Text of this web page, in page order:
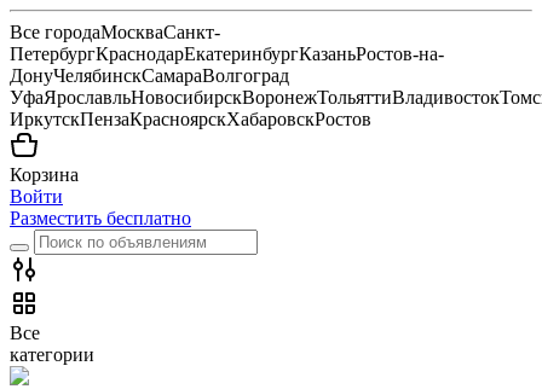
Все городаМоскваСанкт-
ПетербургКраснодарЕкатеринбургКазаньРостов-на-
ДонуЧелябинскСамараВолгоград
УфаЯрославльНовосибирскВоронежТольяттиВладивосток
ИркутскПензаКрасноярскХабаровскРостов
Корзина
Войти
Разместить бесплатно
Все
категории